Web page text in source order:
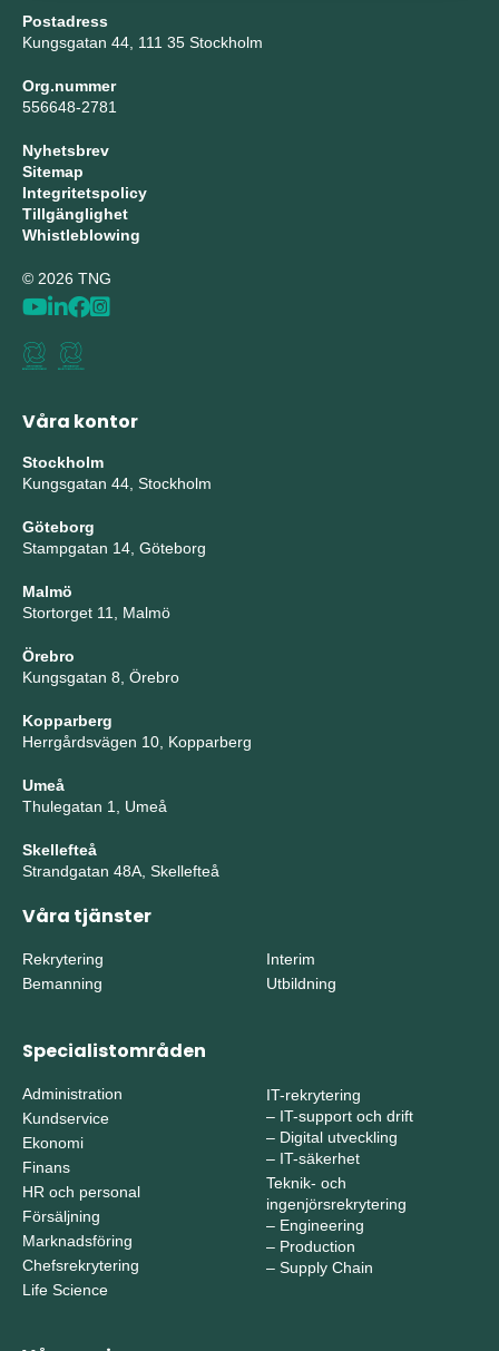
Postadress
Kungsgatan 44, 111 35 Stockholm
Org.nummer
556648-2781
Nyhetsbrev
Sitemap
Integritetspolicy
Tillgänglighet
Whistleblowing
© 2026 TNG
Våra kontor
Stockholm
Kungsgatan 44, Stockholm
Göteborg
Stampgatan 14, Göteborg
Malmö
Stortorget 11, Malmö
Örebro
Kungsgatan 8, Örebro
Kopparberg
Herrgårdsvägen 10, Kopparberg
Umeå
Thulegatan 1, Umeå
Skellefteå
Strandgatan 48A, Skellefteå
Våra tjänster
Rekrytering
Bemanning
Interim
Utbildning
Specialistområden
Administration
Kundservice
Ekonomi
Finans
HR och personal
Försäljning
Marknadsföring
Chefsrekrytering
Life Science
IT-rekrytering
– IT-support och drift
– Digital utveckling
– IT-säkerhet
Teknik- och
ingenjörsrekrytering
– Engineering
– Production
– Supply Chain